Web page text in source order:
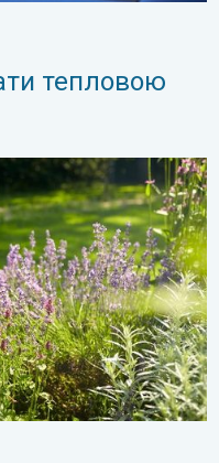
тепловою
Садові поради. . . четвер,